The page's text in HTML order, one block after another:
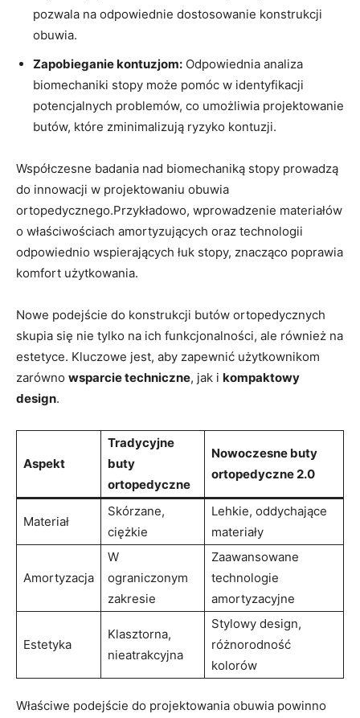
pozwala na odpowiednie dostosowanie konstrukcji
obuwia.
Zapobieganie kontuzjom: Odpowiednia analiza
biomechaniki stopy może pomóc w identyfikacji
potencjalnych problemów, co umożliwia projektowanie
butów, które zminimalizują ryzyko kontuzji.
Współczesne badania nad biomechaniką stopy prowadzą
do innowacji w projektowaniu obuwia
ortopedycznego.Przykładowo, wprowadzenie materiałów
o właściwościach amortyzujących oraz technologii
odpowiednio wspierających łuk stopy, znacząco poprawia
komfort użytkowania.
Nowe podejście do konstrukcji butów ortopedycznych
skupia się nie tylko na ich funkcjonalności, ale również na
estetyce. Kluczowe jest, aby zapewnić użytkownikom
zarówno wsparcie techniczne, jak i kompaktowy
design.
Aspekt
Tradycyjne
buty
ortopedyczne
Nowoczesne buty
ortopedyczne 2.0
Materiał
Skórzane,
ciężkie
Lehkie, oddychające
materiały
Amortyzacja
W
ograniczonym
zakresie
Zaawansowane
technologie
amortyzacyjne
Estetyka
Klasztorna,
nieatrakcyjna
Stylowy design,
różnorodność
kolorów
Właściwe podejście do projektowania obuwia powinno